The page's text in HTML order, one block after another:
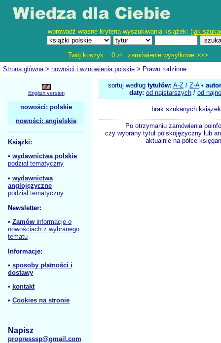
wprowadź własne kryteria wyszukiwania książek: (jak
Twój koszyk: 0 zł zamówienie wysyłkowe >>>
Strona główna> nowości i wznowienia polskie > Prawo rodzinne
English version
nowości: polskie
nowości: angielskie
Książki:
• wydawnictwa polskie
podział tematyczny
• wydawnictwa
anglojęzyczne
podział tematyczny
Newsletter:
• Zamów informacje o
nowościach z wybranego
tematu
Informacje:
• sposoby płatności i
dostawy
• kontakt
• Cookies na stronie
Napisz
propresssp@gmail.com
sortuj według tytułów: A-Z / Z-A•
daty: od najstarszych / od
brak szukanych książek
Po otrzymaniu zamówienia
czy wybrany tytuł polskojęzyczny lub
aktualnie na półce